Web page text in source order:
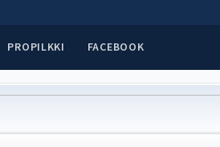
PROPILKKI FACEBOOK